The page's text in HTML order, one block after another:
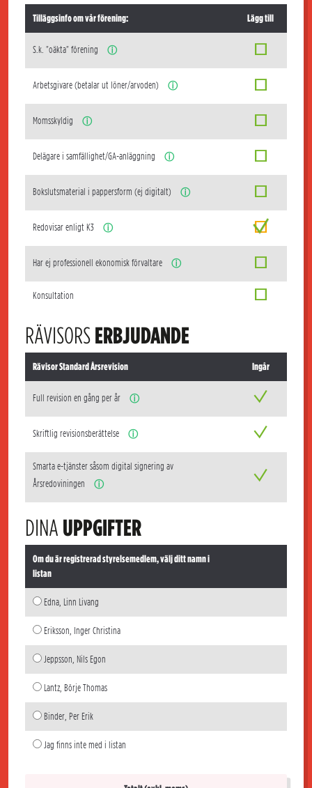
Tilläggsinfo om vår förening: Lägg till
S.k. "oäkta" förening ⓘ
Arbetsgivare (betalar ut löner/arvoden) ⓘ
Momsskyldig ⓘ
Delägare i samfällighet/GA-anläggning ⓘ
Bokslutsmaterial i pappersform (ej digitalt) ⓘ
Redovisar enligt K3 ⓘ
Har ej professionell ekonomisk förvaltare ⓘ
Konsultation
RÄVISORSERBJUDANDE
Rävisor Standard Årsrevision Ingår
Full revision en gång per år ⓘ
Skriftlig revisionsberättelse ⓘ
Smarta e-tjänster såsom digital signering av
Årsredoviningen
ⓘ
DINA UPPGIFTER
Om du är registrerad styrelsemedlem, välj ditt namn i
listan
Edna, Linn Livang
Eriksson, Inger Christina
Jeppsson, Nils Egon
Lantz, Börje Thomas
Binder, Per Erik
Jag finns inte med i listan